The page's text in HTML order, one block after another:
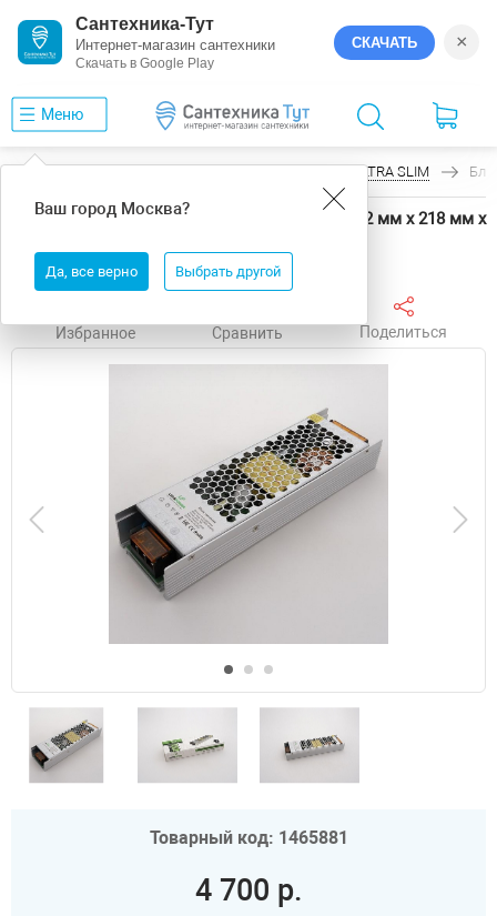
Сантехника-Тут
Интернет-магазин сантехники
Скачать в Google Play
СКАЧАТЬ ×
Меню
Ваш город Москва?
Да, все верно Выбрать другой
ULTRA SLIM
Блок питания LEDS POWER ULTRA SLIM 862 62 мм х 218 мм х
Избранное Сравнить Поделиться
Товарный код: 1465881
4 700 р.